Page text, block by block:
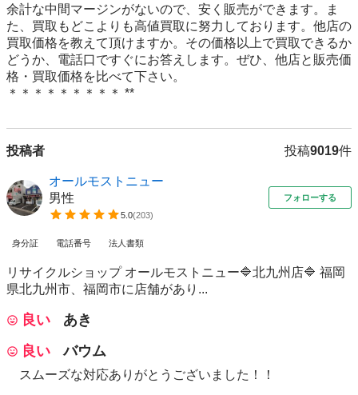
余計な中間マージンがないので、安く販売ができます。ま
た、買取もどこよりも高値買取に努力しております。他店の
買取価格を教えて頂けますか。その価格以上で買取できるか
どうか、電話口ですぐにお答えします。ぜひ、他店と販売価
格・買取価格を比べて下さい。
投稿者 投稿9019件
オールモストニュー
男性
5.0(203)
フォローする
身分証 電話番号 法人書類
リサイクルショップ オールモストニュー🔷北九州店🔷 福岡
県北九州市、福岡市に店舗があり...
良い
あき
良い
バウム
スムーズな対応ありがとうございました！！